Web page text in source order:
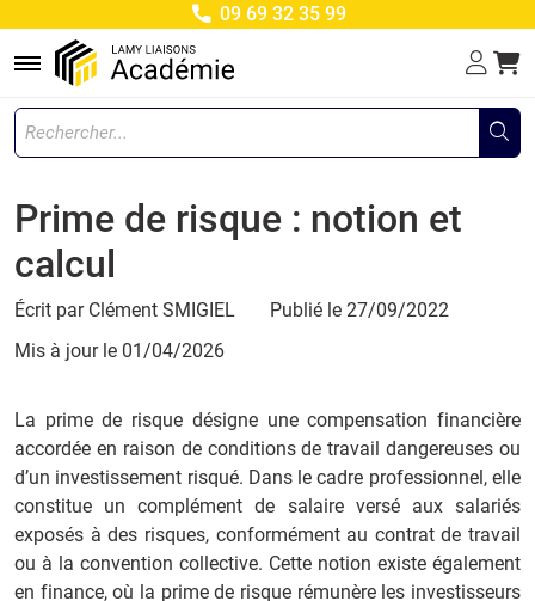
09 69 32 35 99
Menu
Prime de risque : notion et
calcul
Écrit par Clément SMIGIEL
Publié le 27/09/2022
Mis à jour le 01/04/2026
La prime de risque désigne une compensation financière
accordée en raison de conditions de travail dangereuses ou
d’un investissement risqué. Dans le cadre professionnel, elle
constitue un complément de salaire versé aux salariés
exposés à des risques, conformément au contrat de travail
ou à la convention collective. Cette notion existe également
en finance, où la prime de risque rémunère les investisseurs